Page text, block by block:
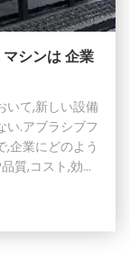
シンは 企業
いて,新しい設備
い.アブラシブフ
,企業にどのよう
質,コスト,効率
除去すること